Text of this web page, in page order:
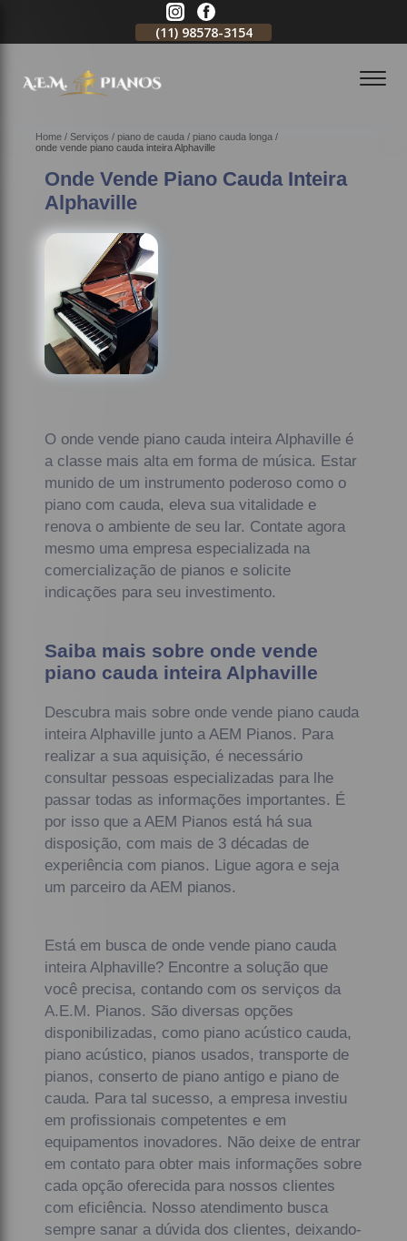
(11) 98578-3154
Home Serviços piano de cauda
piano cauda longa
onde vende piano cauda inteira Alphaville
Onde Vende Piano Cauda Inteira
Alphaville
O onde vende piano cauda inteira Alphaville é
a classe mais alta em forma de música. Estar
munido de um instrumento poderoso como o
piano com cauda, eleva sua vitalidade e
renova o ambiente de seu lar. Contate agora
mesmo uma empresa especializada na
comercialização de pianos e solicite
indicações para seu investimento.
Saiba mais sobre onde vende
piano cauda inteira Alphaville
Descubra mais sobre onde vende piano cauda
inteira Alphaville junto a AEM Pianos. Para
realizar a sua aquisição, é necessário
consultar pessoas especializadas para lhe
passar todas as informações importantes. É
por isso que a AEM Pianos está há sua
disposição, com mais de 3 décadas de
experiência com pianos. Ligue agora e seja
um parceiro da AEM pianos.
Está em busca de onde vende piano cauda
inteira Alphaville? Encontre a solução que
você precisa, contando com os serviços da
A.E.M. Pianos. São diversas opções
disponibilizadas, como piano acústico cauda,
piano acústico, pianos usados, transporte de
pianos, conserto de piano antigo e piano de
cauda. Para tal sucesso, a empresa investiu
em profissionais competentes e em
equipamentos inovadores. Não deixe de entrar
em contato para obter mais informações sobre
cada opção oferecida para nossos clientes
com eficiência. Nosso atendimento busca
sempre sanar a dúvida dos clientes, deixando-